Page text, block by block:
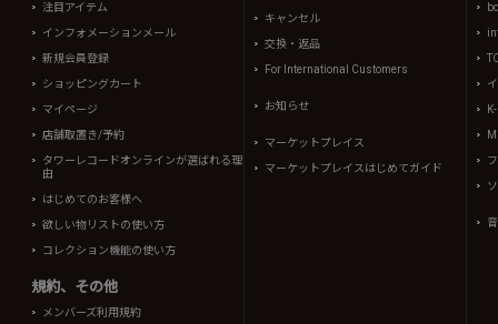
注目アイテム
インフォメーションメール
新規会員登録
ショッピングカート
マイページ
店舗取置き/予約
タワーレコードオンラインが選ばれる理
由
はじめてのお客様へ
欲しい物リストの使い方
コレクション機能の使い方
規約、その他
メンバーズ利用規約
キャンセル
交換・返品
For International Customers
お知らせ
マーケットプレイス
マーケットプレイスはじめてガイド